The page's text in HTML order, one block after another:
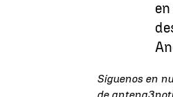
Síguenos en
de